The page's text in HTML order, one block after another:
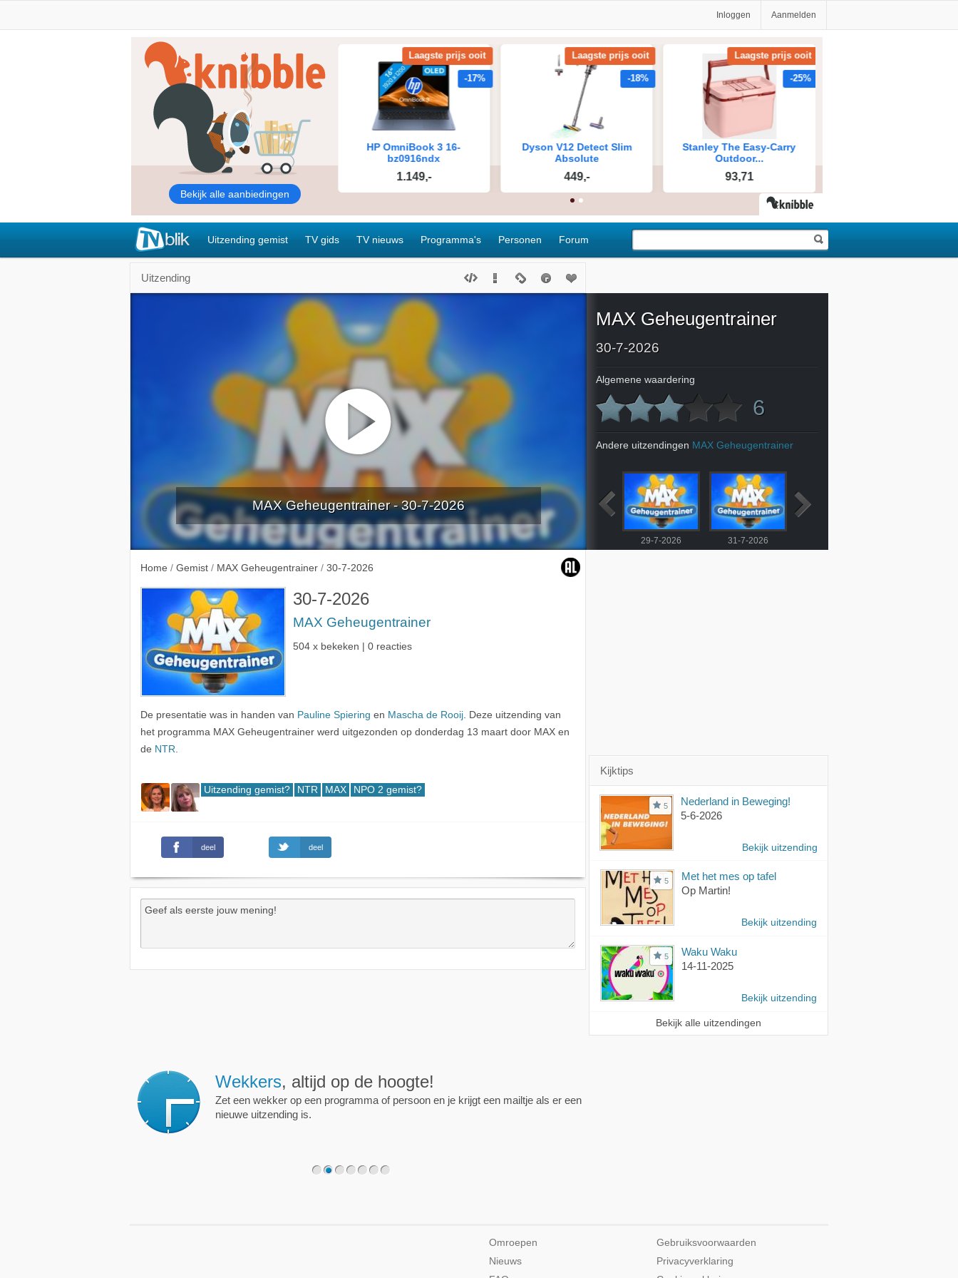
Inloggen Aanmelden
Uitzending gemist TV gids TV nieuws Programma's Personen Forum
Uitzending
MAX Geheugentrainer - 30-7-2026
Home / Gemist / MAX Geheugentrainer / 30-7-2026
30-7-2026
MAX Geheugentrainer
504 x bekeken | 0 reacties
De presentatie was in handen van Pauline Spiering en Mascha de Rooij . Deze uitzending van
het programma MAX Geheugentrainer werd uitgezonden op donderdag 13 maart door MAX en
de NTR
Uitzending gemist? NTR MAX NPO 2 gemist?
deel deel
MAX Geheugentrainer
30-7-2026
Algemene waardering
6
Andere uitzendingen MAX Geheugentrainer
23-7-2026 24-7-2026 27-7-2026 28-7-2026 29-7-2026 31-7-2026
Kijktips
5
Nederland in Beweging!
5-6-2026
Bekijk uitzending
5
Met het mes op tafel
Op Martin!
Bekijk uitzending
5
Waku Waku
14-11-2025
Bekijk uitzending
Bekijk alle uitzendingen
Wekkers, altijd op de hoogte!
Zet een wekker op een programma of persoon en je krijgt een mailtje als er een
nieuwe uitzending is.
Omroepen
Nieuws
Gebruiksvoorwaarden
Privacyverklaring